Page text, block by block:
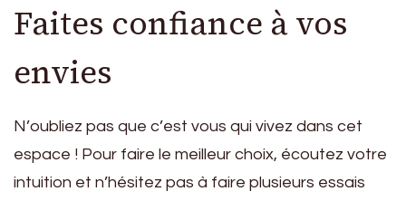
Faites confiance à vos
envies
N’oubliez pas que c’est vous qui vivez dans cet
espace ! Pour faire le meilleur choix, écoutez votre
intuition et n’hésitez pas à faire plusieurs essais